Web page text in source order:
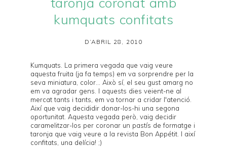
kumquats confitats
D’ABRIL 28, 2010
Kumquats . La primera vegada que vaig veure
aquesta fruita (ja fa temps) em va sorprendre per la
seva miniatura, color... Això sí, el seu gust amarg no
em va agradar gens. I aquests dies veient-ne al
mercat tants i tants, em va tornar a cridar l'atenció.
Així que vaig decididir donar-los-hi una segona
oportunitat. Aquesta vegada però, vaig decidir
caramelitzar-los per coronar un pastís de formatge i
taronja que vaig veure a la revista Bon Appétit . I així
confitats, una delícia! ;)